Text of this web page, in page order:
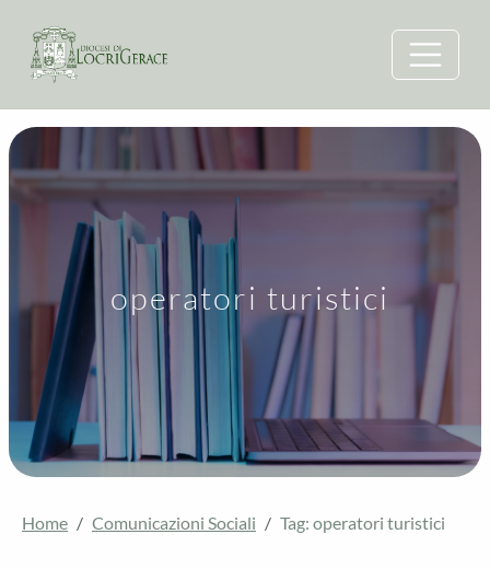
operatori turistici
Home Comunicazioni Sociali Tag: operatori turistici